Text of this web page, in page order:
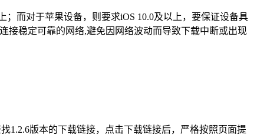
而对于苹果设备，则要求iOS 10.0及以上，要保证设备具
接稳定可靠的网络,避免因网络波动而导致下载中断或出现
1.2.6版本的下载链接，点击下载链接后，严格按照页面提